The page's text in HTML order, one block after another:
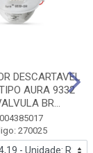
DESCARTAVEL
AURA 9332
BR...
270025